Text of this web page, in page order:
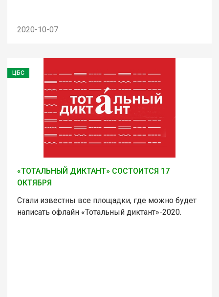
2020-10-07
ЦБС
«ТОТАЛЬНЫЙ ДИКТАНТ» СОСТОИТСЯ 17
ОКТЯБРЯ
Стали известны все площадки, где можно будет
написать офлайн «Тотальный диктант»-2020.